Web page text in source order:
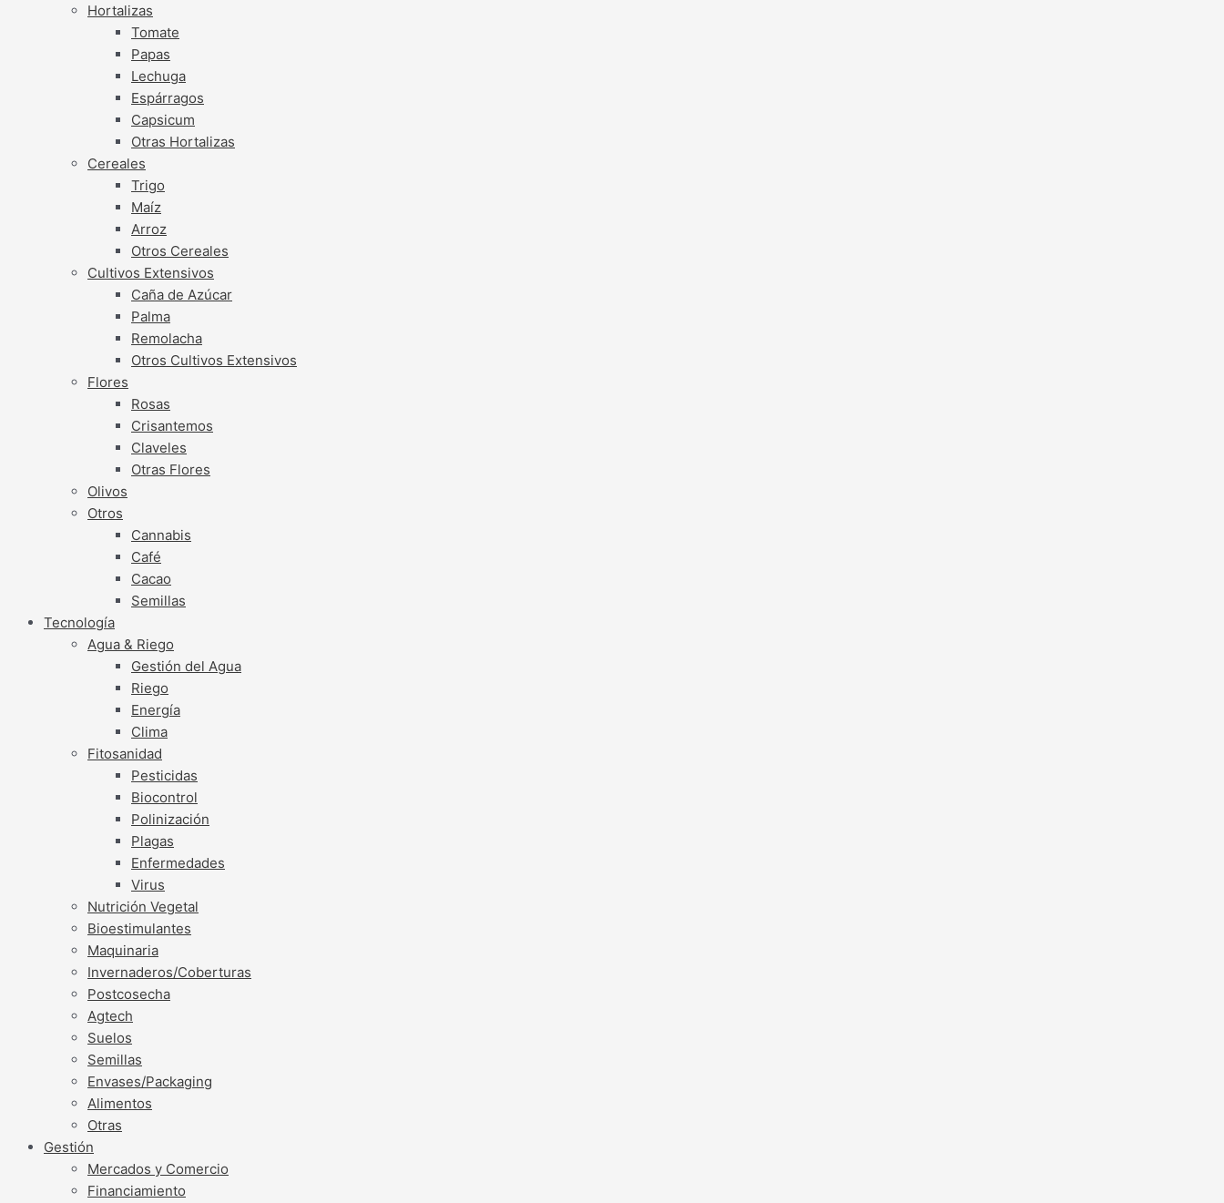
Hortalizas
Tomate
Papas
Lechuga
Espárragos
Capsicum
Otras Hortalizas
Cereales
Trigo
Maíz
Arroz
Otros Cereales
Cultivos Extensivos
Caña de Azúcar
Palma
Remolacha
Otros Cultivos Extensivos
Flores
Rosas
Crisantemos
Claveles
Otras Flores
Olivos
Otros
Cannabis
Café
Cacao
Semillas
Tecnología
Agua & Riego
Gestión del Agua
Riego
Energía
Clima
Fitosanidad
Pesticidas
Biocontrol
Polinización
Plagas
Enfermedades
Virus
Nutrición Vegetal
Bioestimulantes
Maquinaria
Invernaderos/Coberturas
Postcosecha
Agtech
Suelos
Semillas
Envases/Packaging
Alimentos
Otras
Gestión
Mercados y Comercio
Financiamiento